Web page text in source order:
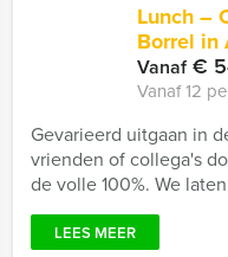
Lunch –
Borrel in
Vanaf€
Vanaf 12
Gevarieerd uitgaan in
vrienden of collega's
de volle 100%. We
LEES MEER